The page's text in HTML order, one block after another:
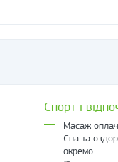
Спорт і
Масаж
Спа та
окремо